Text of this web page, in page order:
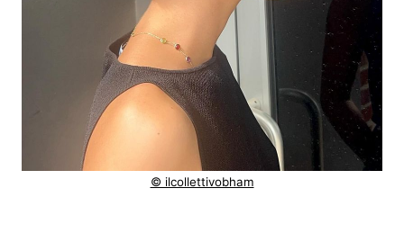
© ilcollettivobham